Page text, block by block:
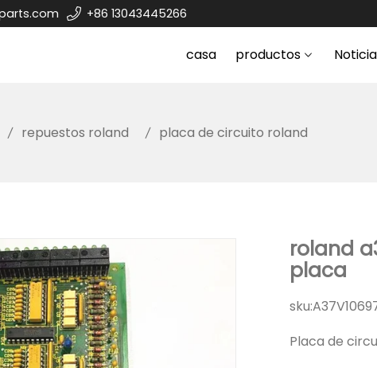
+86 13043445266
casa productos
repuestos roland placa de circuito roland
roland
placa
sku:
Placa de